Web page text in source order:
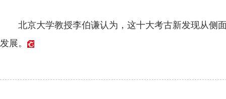
北京大学教授李伯谦认为，这十大考古新发现从侧
发展。